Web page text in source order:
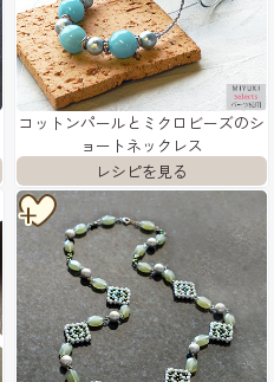
コットンパールとミクロビーズのシ
ョートネックレス